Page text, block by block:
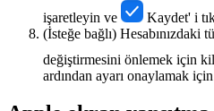
işaretleyin ve
Kaydet' i
(İsteğe bağlı) Hesabınızdaki
değiştirmesini önlemek için
ardından ayarı onaylamak için